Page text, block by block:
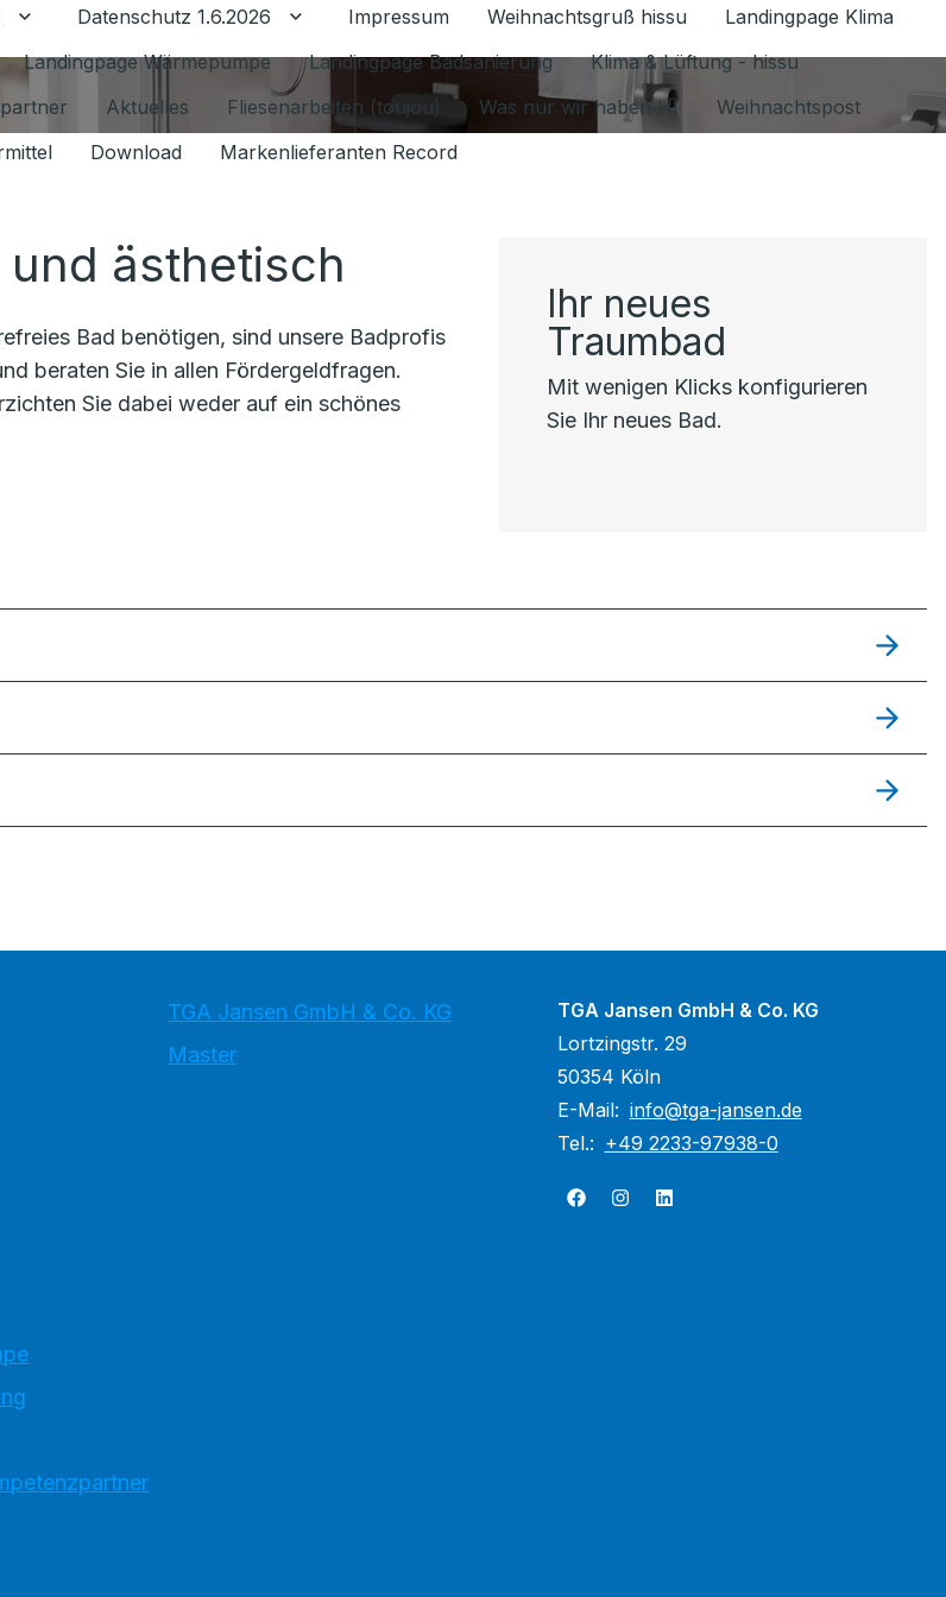
Untermenü für Ratgeber umschalten
Datenschutz 1.6.2026 Untermenü für Datenschutz 1.6.2026 umschalten
Impressum Weihnachtsgruß hissu
Landingpage Klima
Landingpage Wärmepumpe Landingpage Badsanierung
Klima & Lüftung - hissu
Aktuelles Fliesenarbeiten (toujou) Was nur wir haben HI
Weihnachtspost
Download Markenlieferanten Record
ästhetisch
Bad benötigen, sind unsere Badprofis
beraten Sie in allen Fördergeldfragen.
Sie dabei weder auf ein schönes
Ihr neues
Traumbad
Mit wenigen Klicks konfigurieren
Sie Ihr neues Bad.
TGA Jansen GmbH & Co. KG
Master
TGA Jansen GmbH & Co. KG
Lortzingstr. 29
50354 Köln
E-Mail: info@tga-jansen.de
Tel.: +49 2233-97938-0